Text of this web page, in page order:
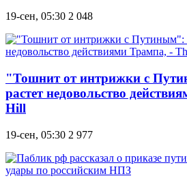
19-сен, 05:30 2 048
"Тошнит от интрижки с
растет недовольство
Hill
19-сен, 05:30 2 977